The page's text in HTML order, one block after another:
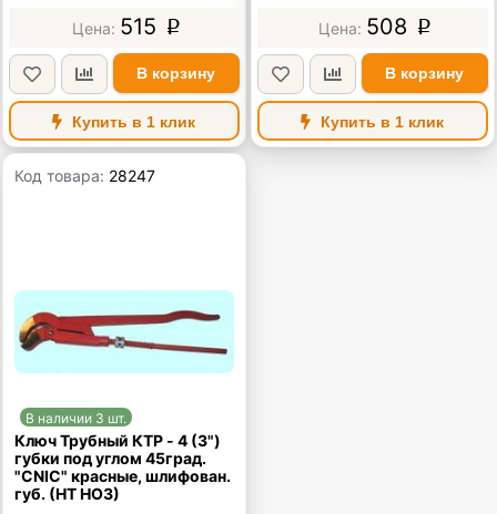
515 p
В корзину
Купить в 1 клик
508 p
В корзину
Купить в 1 клик
Код товара: 28247
В наличии 3 шт.
Ключ Трубный КТР - 4 (3")
губки под углом 45град.
"CNIC" красные, шлифован.
губ. (HT HO3)